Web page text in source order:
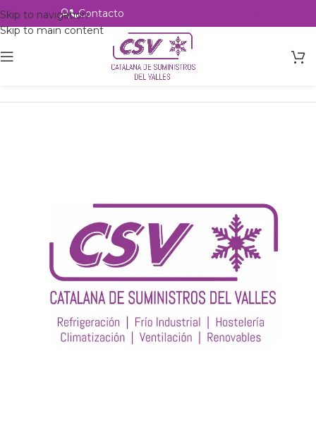
Skip to navigation
Skip to main content
Contacto
Intercambio